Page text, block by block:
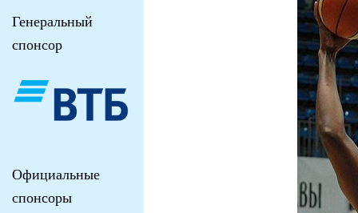
Генеральный
спонсор
Официальные
спонсоры